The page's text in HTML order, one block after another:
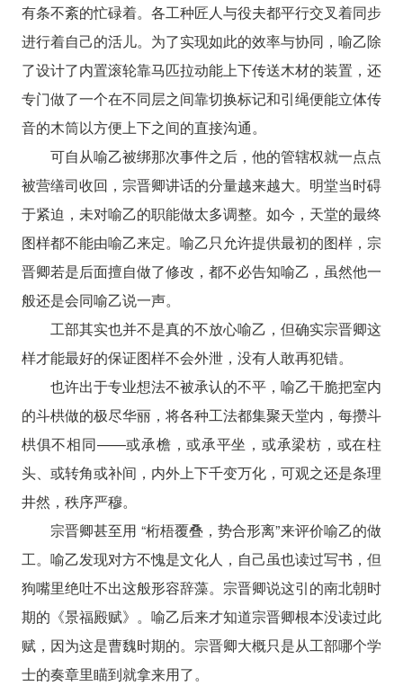
有条不紊的忙碌着。各工种匠人与役夫都平行交叉着同步
进行着自己的活儿。为了实现如此的效率与协同，喻乙除
了设计了内置滚轮靠马匹拉动能上下传送木材的装置，还
专门做了一个在不同层之间靠切换标记和引绳便能立体传
音的木筒以方便上下之间的直接沟通。
可自从喻乙被绑那次事件之后，他的管辖权就一点点
被营缮司收回，宗晋卿讲话的分量越来越大。明堂当时碍
于紧迫，未对喻乙的职能做太多调整。如今，天堂的最终
图样都不能由喻乙来定。喻乙只允许提供最初的图样，宗
晋卿若是后面擅自做了修改，都不必告知喻乙，虽然他一
般还是会同喻乙说一声。
工部其实也并不是真的不放心喻乙，但确实宗晋卿这
样才能最好的保证图样不会外泄，没有人敢再犯错。
也许出于专业想法不被承认的不平，喻乙干脆把室内
的斗栱做的极尽华丽，将各种工法都集聚天堂内，每攒斗
栱俱不相同——或承檐，或承平坐，或承梁枋，或在柱
头、或转角或补间，内外上下千变万化，可观之还是条理
井然，秩序严穆。
宗晋卿甚至用 “桁梧覆叠，势合形离”来评价喻乙的做
工。喻乙发现对方不愧是文化人，自己虽也读过写书，但
狗嘴里绝吐不出这般形容辞藻。宗晋卿说这引的南北朝时
期的《景福殿赋》。喻乙后来才知道宗晋卿根本没读过此
赋，因为这是曹魏时期的。宗晋卿大概只是从工部哪个学
士的奏章里瞄到就拿来用了。